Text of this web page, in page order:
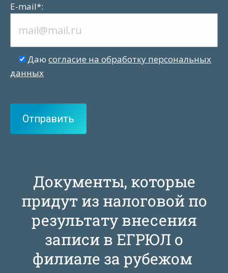
Е-mail*:
Даю согласие на обработку персональных
данных
Документы, которые
придут из налоговой по
результату внесения
записи в ЕГРЮЛ о
филиале за рубежом